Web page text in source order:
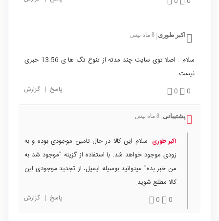
اکبر طوری 8 ماه پیش
سلام . اصلا توی سایت چند مدته از تنوع تگ ها ی 13.56 خبری
نیست
0
0 پاسخ | گزارش
پشتیبانی 8 ماه پیش
اکبر طوری سلام این کالا در حال تامین موجودی بوده و به
زودی موجود خواهد شد. با استفاده از گزینه "موجود شد به
من خبر بده" میتوانید بوسیله ایمیل، از تجدید موجودی این
کالا مطلع شوید.
0
0 پاسخ | گزارش